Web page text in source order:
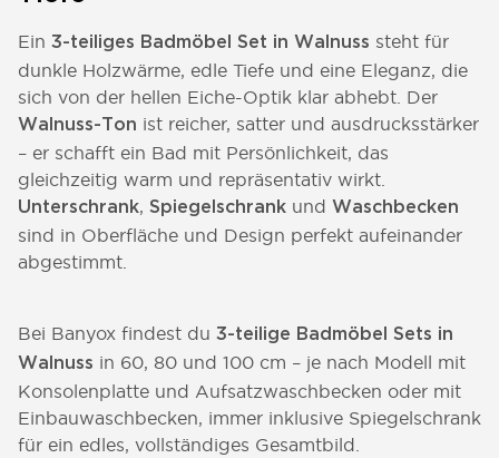
Ein 3-teiliges Badmöbel Set in Walnuss steht für
dunkle Holzwärme, edle Tiefe und eine Eleganz, die
sich von der hellen Eiche-Optik klar abhebt. Der
Walnuss-Ton ist reicher, satter und ausdrucksstärker
– er schafft ein Bad mit Persönlichkeit, das
gleichzeitig warm und repräsentativ wirkt.
Unterschrank, Spiegelschrank und Waschbecken
sind in Oberfläche und Design perfekt aufeinander
abgestimmt.
Bei Banyox findest du 3-teilige Badmöbel Sets in
Walnuss in 60, 80 und 100 cm – je nach Modell mit
Konsolenplatte und Aufsatzwaschbecken oder mit
Einbauwaschbecken, immer inklusive Spiegelschrank
für ein edles, vollständiges Gesamtbild.